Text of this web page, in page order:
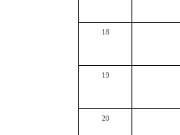
18
19
20